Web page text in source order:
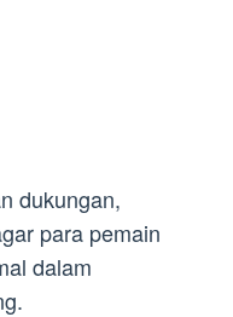
dukungan,
para pemain
dalam